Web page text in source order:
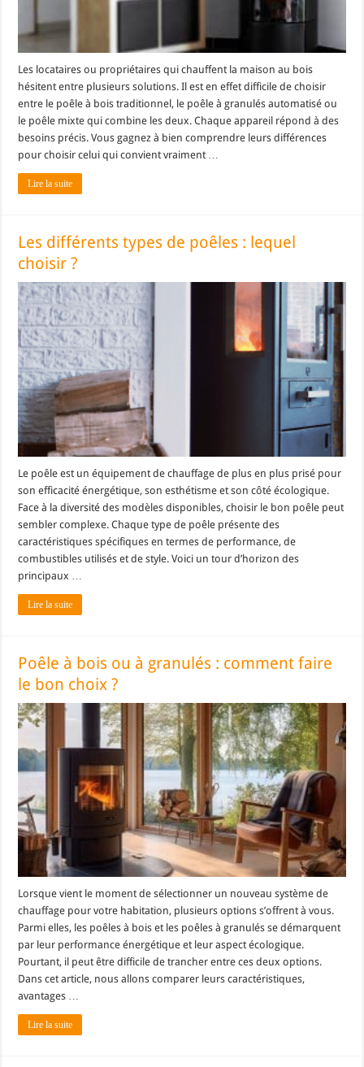
Les locataires ou propriétaires qui chauffent la maison au bois
hésitent entre plusieurs solutions. Il est en effet difficile de choisir
entre le poêle à bois traditionnel, le poêle à granulés automatisé ou
le poêle mixte qui combine les deux. Chaque appareil répond à des
besoins précis. Vous gagnez à bien comprendre leurs différences
pour choisir celui qui convient vraiment …
Lire la suite
Les différents types de poêles : lequel
choisir ?
Le poêle est un équipement de chauffage de plus en plus prisé pour
son efficacité énergétique, son esthétisme et son côté écologique.
Face à la diversité des modèles disponibles, choisir le bon poêle peut
sembler complexe. Chaque type de poêle présente des
caractéristiques spécifiques en termes de performance, de
combustibles utilisés et de style. Voici un tour d’horizon des
principaux …
Lire la suite
Poêle à bois ou à granulés : comment faire
le bon choix ?
Lorsque vient le moment de sélectionner un nouveau système de
chauffage pour votre habitation, plusieurs options s’offrent à vous.
Parmi elles, les poêles à bois et les poêles à granulés se démarquent
par leur performance énergétique et leur aspect écologique.
Pourtant, il peut être difficile de trancher entre ces deux options.
Dans cet article, nous allons comparer leurs caractéristiques,
avantages …
Lire la suite